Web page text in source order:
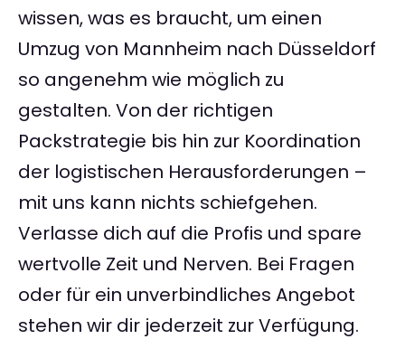
wissen, was es braucht, um einen
Umzug von Mannheim nach Düsseldorf
so angenehm wie möglich zu
gestalten. Von der richtigen
Packstrategie bis hin zur Koordination
der logistischen Herausforderungen –
mit uns kann nichts schiefgehen.
Verlasse dich auf die Profis und spare
wertvolle Zeit und Nerven. Bei Fragen
oder für ein unverbindliches Angebot
stehen wir dir jederzeit zur Verfügung.